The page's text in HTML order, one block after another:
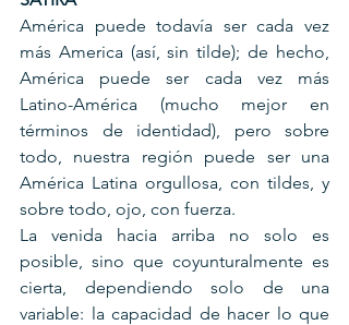
América puede todavía ser cada vez
más America (así, sin tilde); de hecho,
América puede ser cada vez más
Latino-América (mucho mejor en
términos de identidad), pero sobre
todo, nuestra región puede ser una
América Latina orgullosa, con tildes, y
sobre todo, ojo, con fuerza.
La venida hacia arriba no solo es
posible, sino que coyunturalmente es
cierta, dependiendo solo de una
variable: la capacidad de hacer lo que